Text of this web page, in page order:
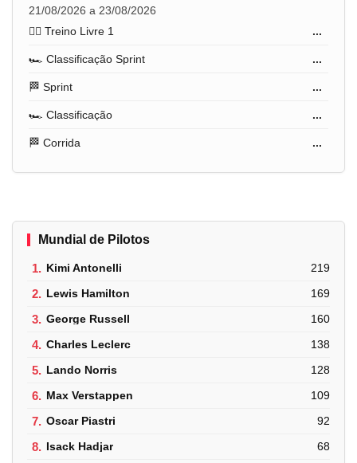
21/08/2026 a 23/08/2026
🏋️‍♂️ Treino Livre 1
...
🏎️ Classificação Sprint ...
🏁 Sprint ...
🏎️ Classificação ...
🏁 Corrida ...
Mundial de Pilotos
1. Kimi Antonelli 219
2. Lewis Hamilton 169
3. George Russell 160
4. Charles Leclerc 138
5. Lando Norris 128
6. Max Verstappen 109
7. Oscar Piastri 92
8. Isack Hadjar 68